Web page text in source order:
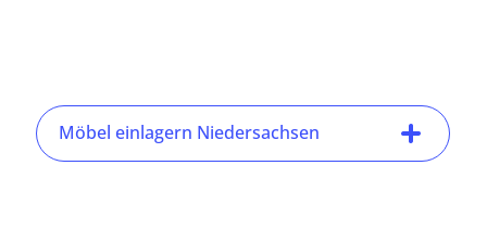
Möbel einlagern Niedersachsen